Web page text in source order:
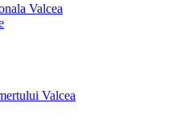
Valcea
Valcea